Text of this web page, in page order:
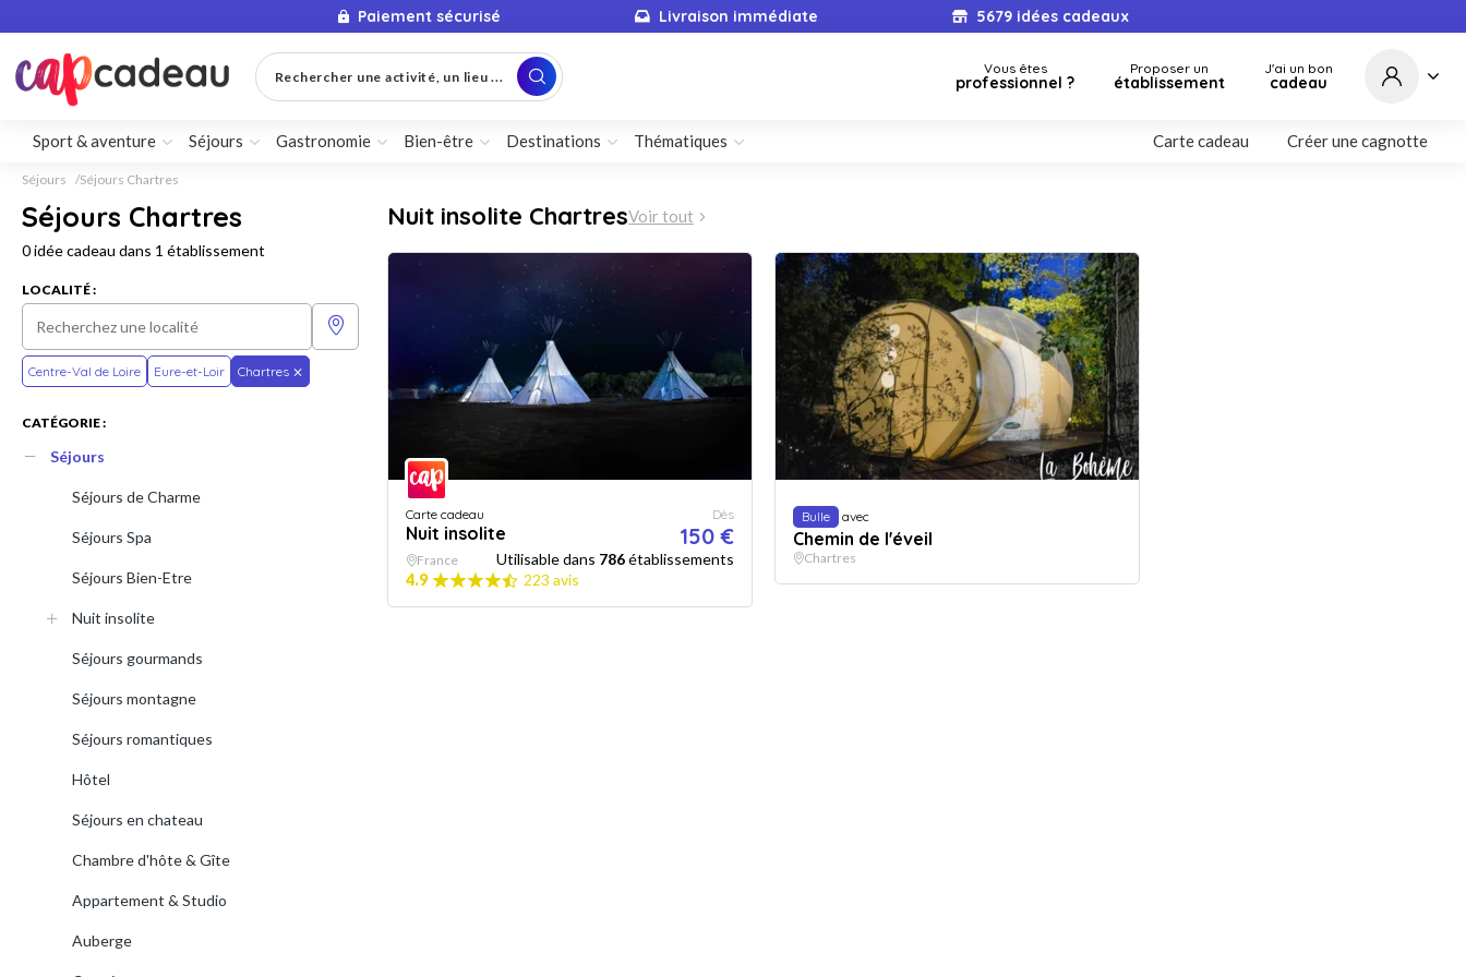
Paiement sécurisé Livraison immédiate 5679 idées cadeaux
Rechercher une activité, un lieu ... Vous êtes
professionnel ?
Proposer un
établissement
J'ai un bon
cadeau
Sport & aventure Séjours Gastronomie Bien-être Destinations Thématiques Carte cadeau Créer une cagnotte
Séjours Séjours Chartres
Séjours Chartres
0 idée cadeau dans 1 établissement
LOCALITÉ :
Centre-Val de Loire Eure-et-Loir Chartres
CATÉGORIE :
Séjours
Séjours de Charme
Séjours Spa
Séjours Bien-Etre
Nuit insolite
Séjours gourmands
Séjours montagne
Séjours romantiques
Hôtel
Séjours en chateau
Chambre d'hôte & Gîte
Appartement & Studio
Auberge
Nuit insolite ChartresVoir tout
Carte cadeau
Nuit insolite
Dès
150 €
France Utilisable dans 786établissements
4.9
223 avis
Bulle avec
Chemin de l'éveil
Chartres